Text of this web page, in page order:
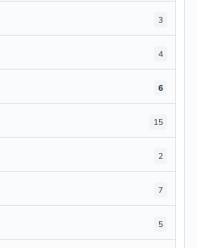
3
4
6
15
2
7
5